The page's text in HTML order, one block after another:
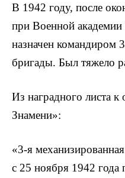
В 1942 году, после
при Военной
назначен командиром
бригады. Был тяжело
Из наградного листа к
Знамени»:
«3-я
с 25 ноября 1942 года